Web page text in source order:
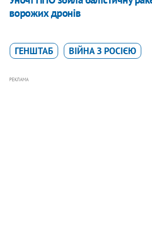
ворожих дронів
ГЕНШТАБ ВІЙНА З РОСІЄЮ
РЕКЛАМА